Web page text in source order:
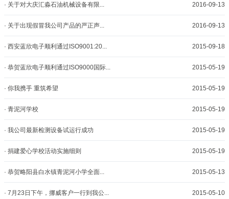
2016-09-13
· 关于对大庆汇淼石油机械设备有限...
2016-09-13
· 关于出现假冒我公司产品的严正声...
2015-09-18
· 西安蓝欣电子顺利通过ISO9001:20...
2015-05-19
· 恭贺蓝欣电子顺利通过ISO9000国际...
2015-05-19
· 你我携手 重筑希望
2015-05-19
· 青泥河学校
2015-05-19
· 我公司最新检测设备试运行成功
2015-05-19
· 捐建爱心学校活动实施细则
2015-05-13
· 恭贺略阳县白水镇青泥河小学全面...
2015-05-10
· 7月23日下午，挪威客户一行到我公...